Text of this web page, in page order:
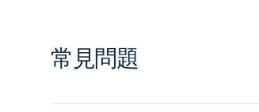
常見問題